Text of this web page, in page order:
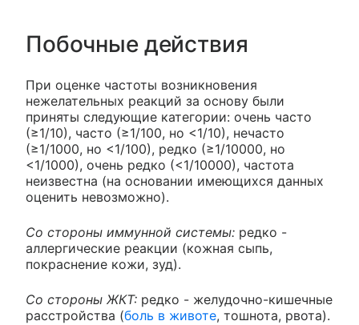
Побочные действия
При оценке частоты возникновения
нежелательных реакций за основу были
приняты следующие категории: очень часто
(≥1/10), часто (≥1/100, но <1/10), нечасто
(≥1/1000, но <1/100), редко (≥1/10000, но
<1/1000), очень редко (<1/10000), частота
неизвестна (на основании имеющихся данных
оценить невозможно).
Со стороны иммунной системы: редко -
аллергические реакции (кожная сыпь,
покраснение кожи, зуд).
Со стороны ЖКТ: редко - желудочно-кишечные
расстройства (боль в животе, тошнота, рвота).